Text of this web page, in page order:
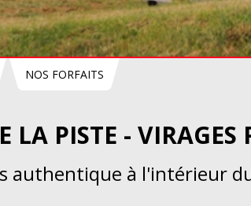
NOS FORFAITS
PISTE - VIRAGES
authentique à l'intérieur